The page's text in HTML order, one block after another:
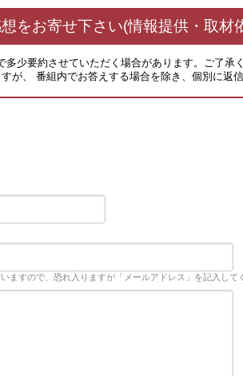
をお寄せ下さい(情報提供・取材
少要約させていただく場合があります。ご了承く
、 番組内でお答えする場合を除き、個別に返
ますので、恐れ入りますが「メールアドレス」を記入して